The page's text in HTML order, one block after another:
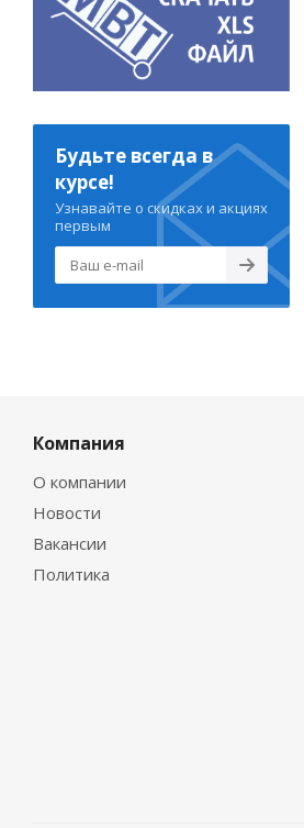
Будьте всегда в
курсе!
Узнавайте о скидках и акциях
первым
Компания
О компании
Новости
Вакансии
Политика